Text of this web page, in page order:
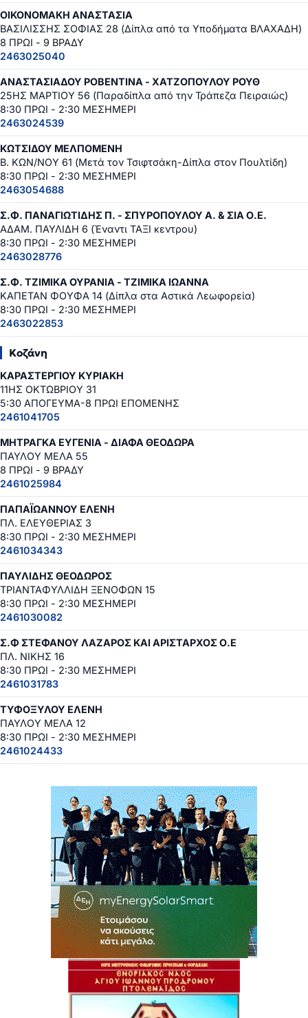
ΟΙΚΟΝΟΜΑΚΗ ΑΝΑΣΤΑΣΙΑ
ΒΑΣΙΛΙΣΣΗΣ ΣΟΦΙΑΣ 28 (Δίπλα από τα Υποδήματα ΒΛΑΧΑΔΗ)
8 ΠΡΩΙ - 9 ΒΡΑΔΥ
2463025040
ΑΝΑΣΤΑΣΙΑΔΟΥ ΡΟΒΕΝΤΙΝΑ - ΧΑΤΖΟΠΟΥΛΟΥ ΡΟΥΘ
25ΗΣ ΜΑΡΤΙΟΥ 56 (Παραδίπλα από την Τράπεζα Πειραιώς)
8:30 ΠΡΩΙ - 2:30 ΜΕΣΗΜΕΡΙ
2463024539
ΚΩΤΣΙΔΟΥ ΜΕΛΠΟΜΕΝΗ
Β. ΚΩΝ/ΝΟΥ 61 (Μετά τον Τσιφτσάκη-Δίπλα στον Πουλτίδη)
8:30 ΠΡΩΙ - 2:30 ΜΕΣΗΜΕΡΙ
2463054688
Σ.Φ. ΠΑΝΑΓΙΩΤΙΔΗΣ Π. - ΣΠΥΡΟΠΟΥΛΟΥ Α. & ΣΙΑ Ο.Ε.
ΑΔΑΜ. ΠΑΥΛΙΔΗ 6 (Έναντι ΤΑΞΙ κεντρου)
8:30 ΠΡΩΙ - 2:30 ΜΕΣΗΜΕΡΙ
2463028776
Σ.Φ. ΤΖΙΜΙΚΑ ΟΥΡΑΝΙΑ - ΤΖΙΜΙΚΑ ΙΩΑΝΝΑ
ΚΑΠΕΤΑΝ ΦΟΥΦΑ 14 (Δίπλα στα Αστικά Λεωφορεία)
8:30 ΠΡΩΙ - 2:30 ΜΕΣΗΜΕΡΙ
2463022853
Κοζάνη
ΚΑΡΑΣΤΕΡΓΙΟΥ ΚΥΡΙΑΚΗ
11ΗΣ ΟΚΤΩΒΡΙΟΥ 31
5:30 ΑΠΟΓΕΥΜΑ-8 ΠΡΩΙ ΕΠΟΜΕΝΗΣ
2461041705
ΜΗΤΡΑΓΚΑ ΕΥΓΕΝΙΑ - ΔΙΑΦΑ ΘΕΟΔΩΡΑ
ΠΑΥΛΟΥ ΜΕΛΑ 55
8 ΠΡΩΙ - 9 ΒΡΑΔΥ
2461025984
ΠΑΠΑΪΩΑΝΝΟΥ ΕΛΕΝΗ
ΠΛ. ΕΛΕΥΘΕΡΙΑΣ 3
8:30 ΠΡΩΙ - 2:30 ΜΕΣΗΜΕΡΙ
2461034343
ΠΑΥΛΙΔΗΣ ΘΕΟΔΩΡΟΣ
ΤΡΙΑΝΤΑΦΥΛΛΙΔΗ ΞΕΝΟΦΩΝ 15
8:30 ΠΡΩΙ - 2:30 ΜΕΣΗΜΕΡΙ
2461030082
Σ.Φ ΣΤΕΦΑΝΟΥ ΛΑΖΑΡΟΣ ΚΑΙ ΑΡΙΣΤΑΡΧΟΣ Ο.Ε
ΠΛ. ΝΙΚΗΣ 16
8:30 ΠΡΩΙ - 2:30 ΜΕΣΗΜΕΡΙ
2461031783
ΤΥΦΟΞΥΛΟΥ ΕΛΕΝΗ
ΠΑΥΛΟΥ ΜΕΛΑ 12
8:30 ΠΡΩΙ - 2:30 ΜΕΣΗΜΕΡΙ
2461024433